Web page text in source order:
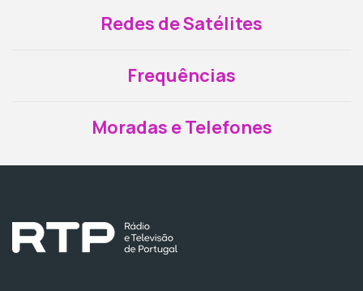
Redes de Satélites
Frequências
Moradas e Telefones